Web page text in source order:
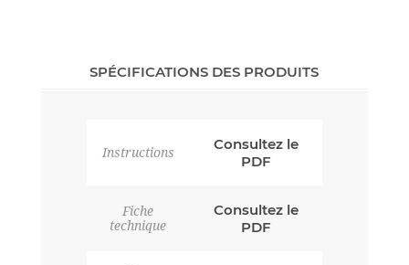
SPÉCIFICATIONS DES PRODUITS
Instructions
Consultez le
PDF
Fiche
technique
Consultez le
PDF